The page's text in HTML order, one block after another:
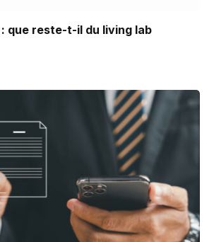
que reste-t-il du living lab